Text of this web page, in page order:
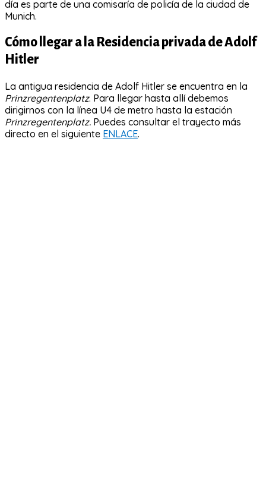
día es parte de una comisaría de policía de la ciudad de
Munich.
Cómo llegar a la Residencia privada de Adolf
Hitler
La antigua residencia de Adolf Hitler se encuentra en la
Prinzregentenplatz. Para llegar hasta allí debemos
dirigirnos con la línea U4 de metro hasta la estación
Prinzregentenplatz. Puedes consultar el trayecto más
directo en el siguiente ENLACE.